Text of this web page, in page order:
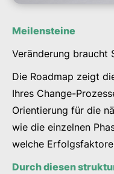
Meilensteine
Veränderung braucht
Die Roadmap zeigt
Ihres Change-
Orientierung für die
wie die einzelnen
welche
Durch diesen